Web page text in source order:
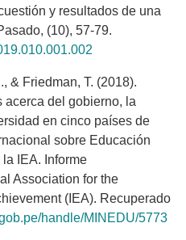
y resultados de una
(10), 57-79.
& Friedman, T. (2018).
acerca del gobierno, la
en cinco países de
sobre Educación
IEA. Informe
Association for the
(IEA). Recuperado
handle/MINEDU/5773